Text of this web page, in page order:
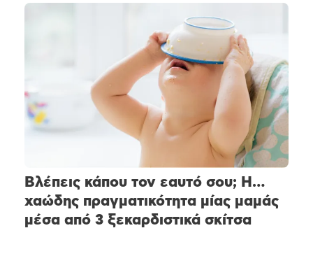
Βλέπεις κάπου τον εαυτό σου; Η…
χαώδης πραγματικότητα μίας μαμάς
μέσα από 3 ξεκαρδιστικά σκίτσα